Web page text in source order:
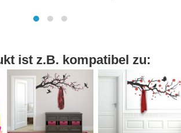
ist z.B. kompatibel zu: